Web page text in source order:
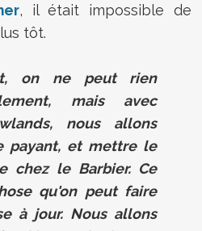
, il était impossible de
tôt.
on ne peut rien
mais avec
nous allons
payant, et mettre le
chez le Barbier. Ce
qu'on peut faire
à jour. Nous allons